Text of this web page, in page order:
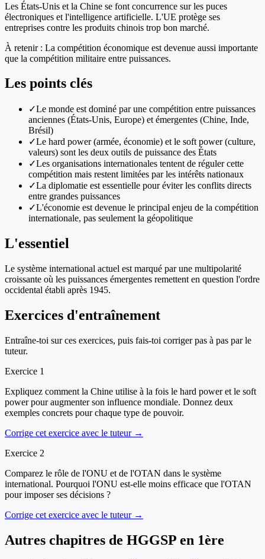
Les États-Unis et la Chine se font concurrence sur les puces
électroniques et l'intelligence artificielle. L'UE protège ses
entreprises contre les produits chinois trop bon marché.
À retenir : La compétition économique est devenue aussi importante
que la compétition militaire entre puissances.
Les points clés
✓Le monde est dominé par une compétition entre puissances
anciennes (États-Unis, Europe) et émergentes (Chine, Inde,
Brésil)
✓Le hard power (armée, économie) et le soft power (culture,
valeurs) sont les deux outils de puissance des États
✓Les organisations internationales tentent de réguler cette
compétition mais restent limitées par les intérêts nationaux
✓La diplomatie est essentielle pour éviter les conflits directs
entre grandes puissances
✓L'économie est devenue le principal enjeu de la compétition
internationale, pas seulement la géopolitique
L'essentiel
Le système international actuel est marqué par une multipolarité
croissante où les puissances émergentes remettent en question l'ordre
occidental établi après 1945.
Exercices d'entraînement
Entraîne-toi sur ces exercices, puis fais-toi corriger pas à pas par le
tuteur.
Exercice 1
Expliquez comment la Chine utilise à la fois le hard power et le soft
power pour augmenter son influence mondiale. Donnez deux
exemples concrets pour chaque type de pouvoir.
Corrige cet exercice avec le tuteur →
Exercice 2
Comparez le rôle de l'ONU et de l'OTAN dans le système
international. Pourquoi l'ONU est-elle moins efficace que l'OTAN
pour imposer ses décisions ?
Corrige cet exercice avec le tuteur →
Autres chapitres de HGGSP en 1ère